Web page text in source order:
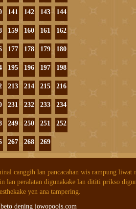
141 142 143 144
159 160 161 162
177 178 179 180
195 196 197 198
213 214 215 216
231 232 233 234
249 250 251 252
267 268 269
canggih lan pancacahan wis rampung liwat
lan peralatan digunakake lan dititi prikso
yen ana tampering.
dening jowopools.com